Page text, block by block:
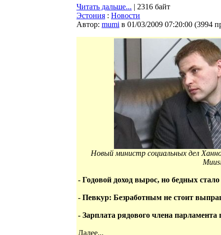
Читать дальше... | 2316 байт
Эстония : Новости
Автор: mumi в 01/03/2009 07:20:00 (3994
Новый министр социальных дел
- Годовой доход вырос, но бедных
- Певкур: Безработным не стоит
- Зарплата рядового члена
Далее...